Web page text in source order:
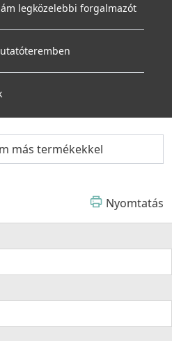
legközelebbi forgalmazót
más termékekkel
Nyomtatás